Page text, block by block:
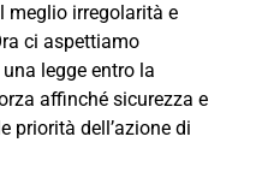
meglio irregolarità e
ci aspettiamo
legge entro la
affinché sicurezza e
priorità dell’azione di